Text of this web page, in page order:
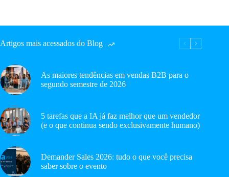
Artigos mais acessados do Blog
As maiores tendências em vendas B2B para o
segundo semestre de 2026
5 tarefas que a IA já faz melhor que um vendedor
(e o que continua sendo exclusivamente humano)
Demander Sales 2026: tudo o que você precisa
saber sobre o evento